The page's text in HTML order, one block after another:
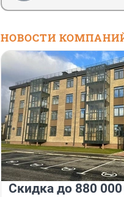
НОВОСТИ
Скидка до 880